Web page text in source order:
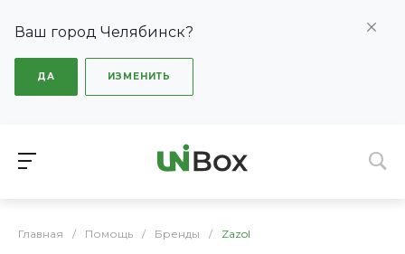
Ваш город Челябинск?
ДА ИЗМЕНИТЬ
Главная / Помощь / Бренды / Zazol